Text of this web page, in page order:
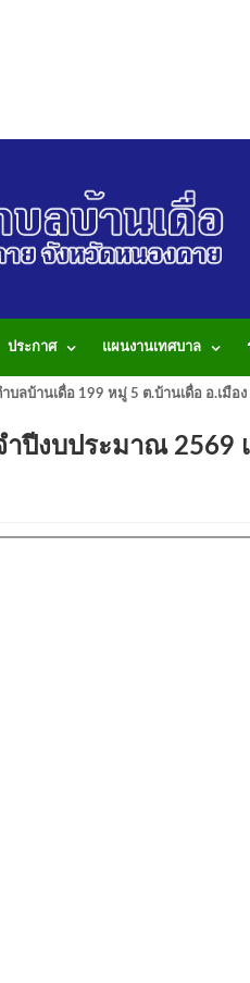
ประกาศ แผนงานเทศบาล
ำบลบ้านเดื่อ 199 หมู่ 5 ต.บ้านเดื่อ อ.เมื
ำปีงบประมาณ